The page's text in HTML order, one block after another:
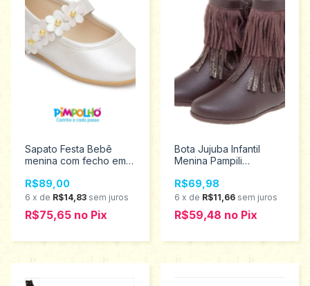
Sapato Festa Bebê
menina com fecho em
Tamanhos 16 ao 21
0120629
R$89,00
6 x de R$14,83 sem juros
R$75,65 no Pix
Bota Jujuba Infantil
Menina Pampili
R$69,98
6 x de R$11,66 sem juros
R$59,48 no Pix